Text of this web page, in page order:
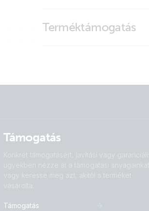
Terméktámogatás
Támogatás
Konkrét támogatásért, javítási vagy garanciális
ügyekben nézze át a támogatási anyagainkat
vagy keresse meg azt, akitől a terméket
vásárolta.
Támogatás